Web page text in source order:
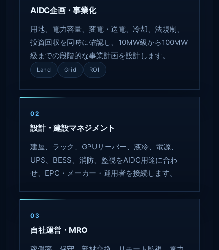
AIDC企画・事業化
用地、電力容量、変電・送電、冷却、法規制、
投資回収を同時に確認し、10MW級から100MW
級までの段階的な事業計画を設計します。
Land Grid ROI
02
設計・建設マネジメント
建屋、ラック、GPUサーバー、液冷、電源、
UPS、BESS、消防、監視をAIDC用途に合わ
せ、EPC・メーカー・運用者を接続します。
03
自社運営・MRO